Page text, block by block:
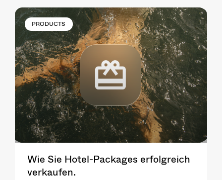
PRODUCTS
Wie Sie Hotel-Packages erfolgreich
verkaufen.